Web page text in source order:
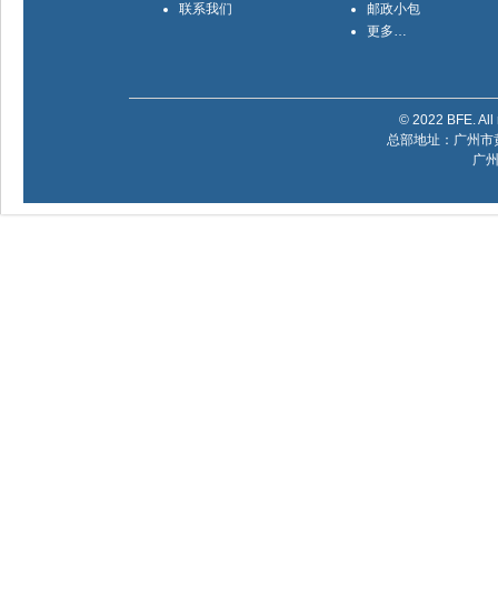
联系我们
邮政小包
更多…
© 2022 BFE.
总部地址：广州
广